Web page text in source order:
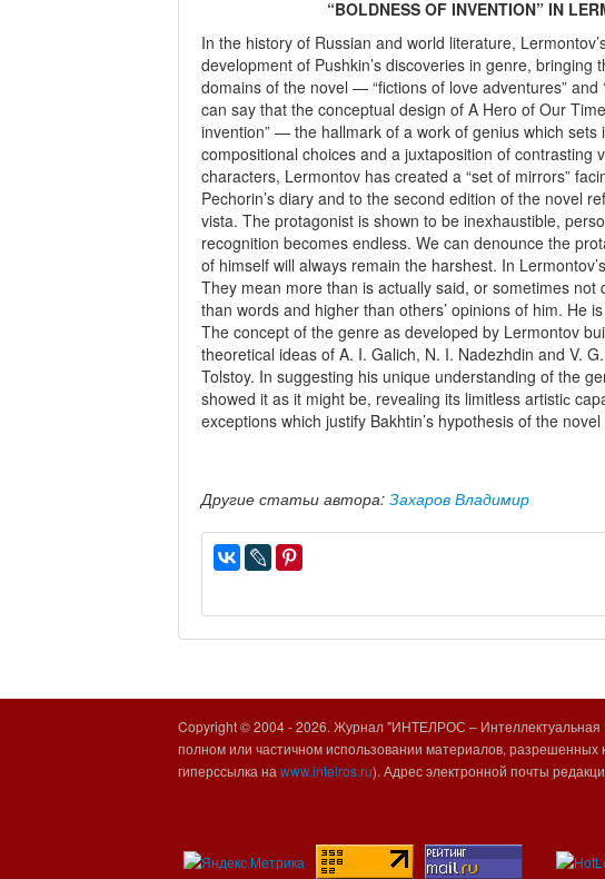
“BOLDNESS OF INVENTION” IN
In the history of Russian and world literature,
development of Pushkin’s discoveries in genre, bringing
domains of the novel — “fictions of love adventures” and
can say that the conceptual design of A Hero of Our
invention” — the hallmark of a work of genius which
compositional choices and a juxtaposition of
characters, Lermontov has created a “set of mirrors”
Pechorin’s diary and to the second edition of the novel
vista. The protagonist is shown to be inexhaustible,
recognition becomes endless. We can denounce the
of himself will always remain the harshest. In
They mean more than is actually said, or sometimes
than words and higher than others’ opinions of him. He
The concept of the genre as developed by Lermontov
theoretical ideas of A. I. Galich, N. I. Nadezhdin and V.
Tolstoy. In suggesting his unique understanding of the
showed it as it might be, revealing its limitless artistiс
exceptions which justify Bakhtin’s hypothesis of the
Другие статьи автора: Захаров Владимир
Copyright © 2004 -2026. Журнал "ИНТЕЛРОС –
полном или частичном использовании материалов,
гиперссылка на www.intelros.ru). Адрес электронной почты